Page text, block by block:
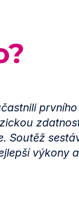
Soutěž
výkony